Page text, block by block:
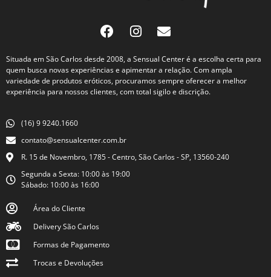
Situada em São Carlos desde 2008, a Sensual Center é a escolha certa para
quem busca novas experiências e apimentar a relação. Com ampla
variedade de produtos eróticos, procuramos sempre oferecer a melhor
experiência para nossos clientes, com total sigilo e discrição.
(16) 9 9240.1660
contato@sensualcenter.com.br
R. 15 de Novembro, 1785 - Centro, São Carlos - SP, 13560-240
Segunda a Sexta: 10:00 às 19:00
Sábado: 10:00 às 16:00
Área do Cliente
Delivery São Carlos
Formas de Pagamento
Trocas e Devoluções